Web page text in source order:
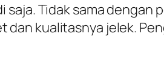
Tidak sama dengan
kualitasnya jelek.